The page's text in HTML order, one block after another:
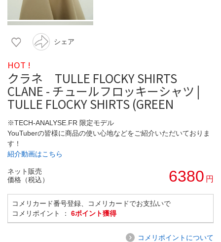
シェア
HOT !
クラネ TULLE FLOCKY SHIRTS
CLANE - チュールフロッキーシャツ |
TULLE FLOCKY SHIRTS (GREEN
※TECH-ANALYSE.FR 限定モデル
YouTuberの皆様に商品の使い心地などをご紹介いただいておりま
す！
紹介動画はこちら
ネット販売
価格（税込）
6380 円
コメリカード番号登録、コメリカードでお支払いで
コメリポイント ： 6ポイント獲得
コメリポイントについて